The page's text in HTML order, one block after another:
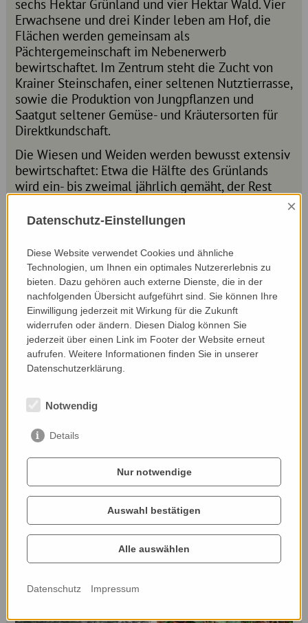
sechs Hektar Grünland und vier Hektar Wald. Vier
Erwachsene und drei Kinder leben am Hof, die
Flächen werden gemeinsam als
Pächtergemeinschaft im Nebenerwerb
bewirtschaftet. Im Zentrum steht die Zucht von
Krainer Steinschafen, einer seltenen Nutztierrasse,
sowie die Produktion von Jungpflanzen und
Saatgut seltener Gemüse- und Kräutersorten für
Direktkundschaft.
Die Wiesen und Weiden werden bewusst extensiv
bewirtschaftet: Etwa die Hälfte des Grünlands
wird ein- bis zweimal jährlich gemäht, der Rest
Feuchtflächen, Trockenstandorte, ein kleiner Bach
Totholzhaufen sowie alten und neu gepflanzten
Streuobstbäumen bieten vielfältige Lebensräume.
Umgestürzte Obstbäume bleiben teilweise liegen
und dienen als wertvolle Habitatstrukturen. Im
Hausgarten und auf einem kleinen Acker werden
verschiedene, teilweise alte Gemüsesorten und
Körnerfrüchte angebaut. Auch im Wald setzt das
Hofkollektiv auf naturnahe Einzelstammnutzung.
regelmäßig Pflanzen und Tiere wie Wilde Möhre,
Kuckuckslichtnelke, Lauchschrecke oder die
Gottesanbeterin. Auch Schlangenarten wie
Äskulap- und Schlingnatter sowie gelegentlich
der Wiedehopf sind anzutreffen.
www.wieserhoisl.at/
Datenschutz-Einstellungen
×
Diese Website verwendet Cookies und ähnliche
Technologien, um Ihnen ein optimales Nutzererlebnis zu
bieten. Dazu gehören auch externe Dienste, die in der
nachfolgenden Übersicht aufgeführt sind. Sie können Ihre
Einwilligung jederzeit mit Wirkung für die Zukunft
widerrufen oder ändern. Diesen Dialog können Sie
jederzeit über einen Link im Footer der Website erneut
aufrufen. Weitere Informationen finden Sie in unserer
Datenschutzerklärung.
Notwendig
Details
Nur notwendige
Auswahl bestätigen
Alle auswählen
Datenschutz Impressum